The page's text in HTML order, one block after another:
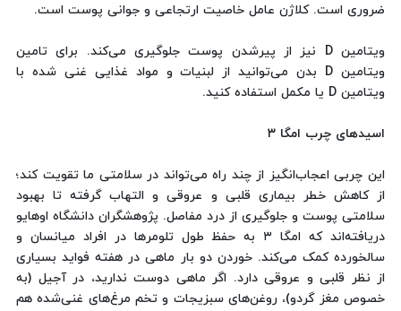
ضروری است. کلاژن عامل خاصیت ارتجاعی و جوانی پوست است.
ویتامین D نیز از پیرشدن پوست جلوگیری می‌کند. برای تامین
ویتامین D بدن می‌توانید از لبنیات و مواد غذایی غنی شده با
ویتامین D یا مکمل استفاده کنید.
اسیدهای چرب امگا ۳
این چربی اعجاب‌انگیز از چند راه می‌تواند در سلامتی ما تقویت کند؛
از کاهش خطر بیماری قلبی و عروقی و التهاب گرفته تا بهبود
سلامتی پوست و جلوگیری از درد مفاصل. پژوهشگران دانشگاه اوهایو
دریافته‌اند که امگا ۳ به حفظ طول تلومرها در افراد میانسان و
سالخورده کمک می‌کند. خوردن دو بار ماهی در هفته فواید بسیاری
از نظر قلبی و عروقی دارد. اگر ماهی دوست ندارید، در آجیل (به
خصوص مغز گردو)، روغن‌های سبزیجات و تخم مرغ‌های غنی‌شده هم